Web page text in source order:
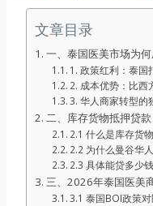
文章目录
一、泰国医美市场为
1. 政策红利：泰国
2. 成本优势：比西
3. 华人商家转型的
二、库存货物抵押贷
2.1 什么是库存货
2.2 为什么曼谷华
2.3 具体能贷多少
三、2026年泰国医美
3.1 泰国BOI政策